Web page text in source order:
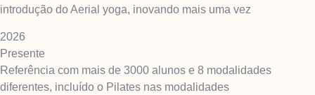
introdução do Aerial yoga, inovando mais uma vez
2026
Presente
Referência com mais de 3000 alunos e 8 modalidades
diferentes, incluído o Pilates nas modalidades